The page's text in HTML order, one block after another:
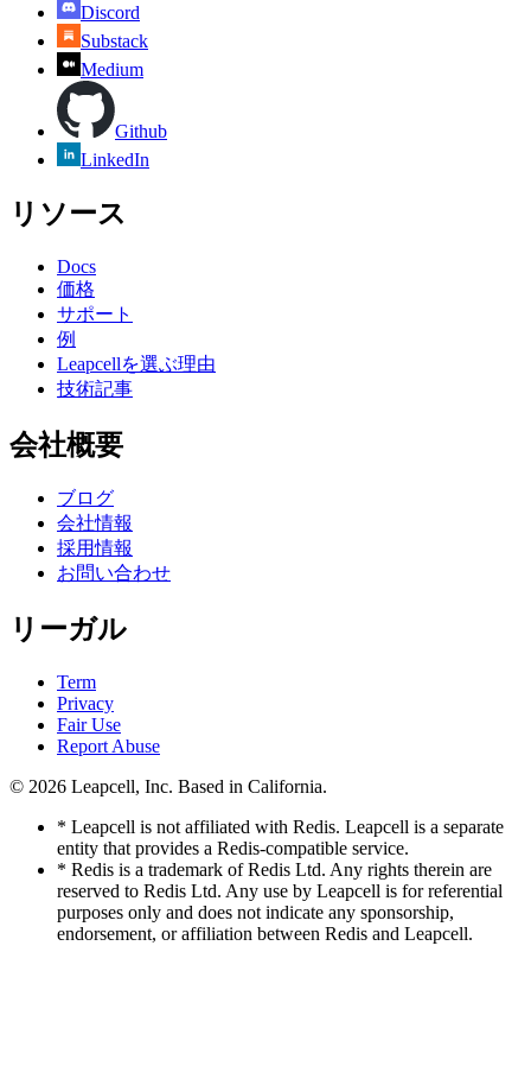
Discord
Substack
Medium
Github
LinkedIn
リソース
Docs
価格
サポート
例
Leapcellを選ぶ理由
技術記事
会社概要
ブログ
会社情報
採用情報
お問い合わせ
リーガル
Term
Privacy
Fair Use
Report Abuse
© 2026 Leapcell, Inc. Based in California.
* Leapcell is not affiliated with Redis. Leapcell is a separate
entity that provides a Redis-compatible service.
* Redis is a trademark of Redis Ltd. Any rights therein are
reserved to Redis Ltd. Any use by Leapcell is for referential
purposes only and does not indicate any sponsorship,
endorsement, or affiliation between Redis and Leapcell.